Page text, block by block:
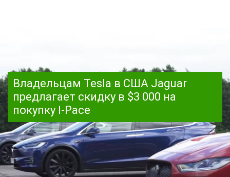
Владельцам Tesla в США Jaguar
предлагает скидку в $3 000 на
покупку I-Pace